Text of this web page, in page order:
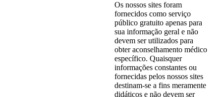
Os nossos sites foram
fornecidos como serviço
público gratuito apenas para
sua informação geral e não
devem ser utilizados para
obter aconselhamento médico
específico. Quaisquer
informações constantes ou
fornecidas pelos nossos sites
destinam-se a fins meramente
didáticos e não devem ser